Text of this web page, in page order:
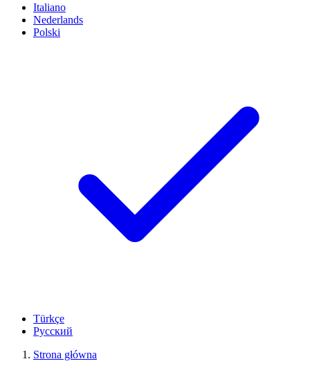
Italiano
Nederlands
Polski
Türkçe
Русский
Strona główna